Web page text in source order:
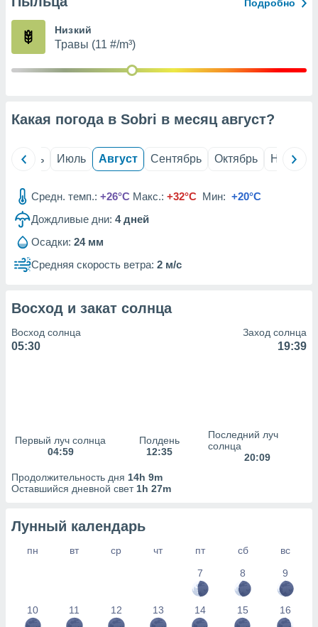
из
рекламы
1199
Подробно
Низкий
Травы (11 #/m³)
Какая погода в Sobri в месяц август?
Июнь Июль Август Сентябрь Октябрь Ноябрь
Средн. темп.: +26°C Макс.: +32°C Мин: +20°C
Дождливые дни: 4дней
Осадки: 24 мм
Средняя скорость ветра: 2 м/с
Восход и закат солнца
Восход солнца
05:30
Заход солнца
19:39
Первый луч солнца
04:59
Полдень
12:35
Последний луч
солнца
20:09
Продолжительность дня 14h 9m
Оставшийся дневной свет 1h 27m
Лунный календарь
пн вт ср чт пт сб
вс
7
8 9
10 11 12 13 14 15 16